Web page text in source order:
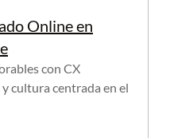
Online en
con CX
cultura centrada en el